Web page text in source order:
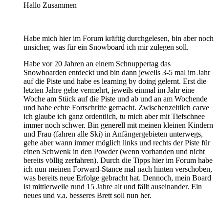
Hallo Zusammen
Habe mich hier im Forum kräftig durchgelesen, bin aber noch
unsicher, was für ein Snowboard ich mir zulegen soll.
Habe vor 20 Jahren an einem Schnuppertag das
Snowboarden entdeckt und bin dann jeweils 3-5 mal im Jahr
auf die Piste und habe es learning by doing gelernt. Erst die
letzten Jahre gehe vermehrt, jeweils einmal im Jahr eine
Woche am Stück auf die Piste und ab und an am Wochende
und habe echte Fortschritte gemacht. Zwischenzeitlich carve
ich glaube ich ganz ordentlich, tu mich aber mit Tiefschnee
immer noch schwer. Bin generell mit meinen kleinen Kindern
und Frau (fahren alle Ski) in Anfängergebieten unterwegs,
gehe aber wann immer möglich links und rechts der Piste für
einen Schwenk in den Powder (wenn vorhanden und nicht
bereits völlig zerfahren). Durch die Tipps hier im Forum habe
ich nun meinen Forward-Stance mal nach hinten verschoben,
was bereits neue Erfolge gebracht hat. Dennoch, mein Board
ist mittlerweile rund 15 Jahre alt und fällt auseinander. Ein
neues und v.a. besseres Brett soll nun her.